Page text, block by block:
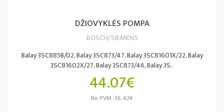
DŽIOVYKLĖS POMPA
BOSCH/SIEMENS
Balay 3SC885B/02, Balay 3SC873/47, Balay 3SC81601X/22, Balay
3SC81602X/27, Balay 3SC873/46, Balay 3S..
44.07€
Be PVM: 36.42€